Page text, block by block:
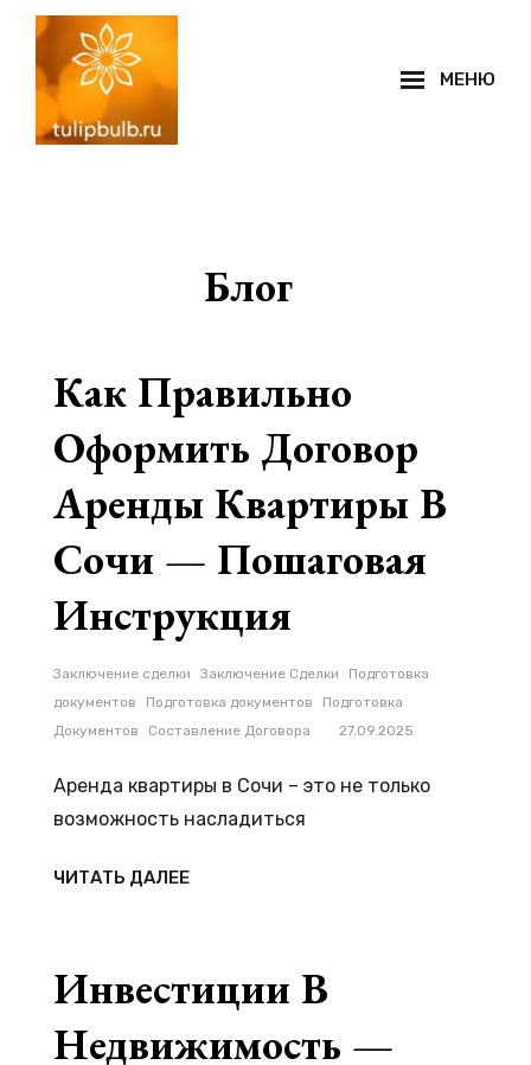
Перейти
содержимому
МЕНЮ
Блог
Как Правильно
Оформить Договор
Аренды Квартиры В
Сочи — Пошаговая
Инструкция
Рубрики
Заключение сделки Заключение Сделки
Подготовка
документов
Подготовка документов
Подготовка
Документов
Составление Договора 27.09.2025
Аренда квартиры в Сочи – это не только
возможность насладиться
ЧИТАТЬ ДАЛЕЕКАК
ПРАВИЛЬНО
Инвестиции В
Недвижимость —